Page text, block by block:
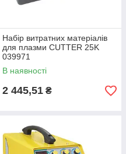
Набір витратних матеріалів
для плазми CUTTER 25K
039971
В наявності
2 445,51 ₴